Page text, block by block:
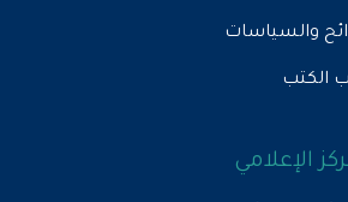
والسياسات
الإعلامي